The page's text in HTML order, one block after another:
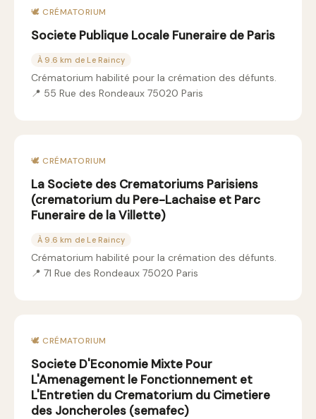
🕊️ CRÉMATORIUM
Societe Publique Locale Funeraire de Paris
À 9.6 km de Le Raincy
Crématorium habilité pour la crémation des défunts.
📍 55 Rue des Rondeaux 75020 Paris
🕊️ CRÉMATORIUM
La Societe des Crematoriums Parisiens
(crematorium du Pere-Lachaise et Parc
Funeraire de la Villette)
À 9.6 km de Le Raincy
Crématorium habilité pour la crémation des défunts.
📍 71 Rue des Rondeaux 75020 Paris
🕊️ CRÉMATORIUM
Societe D'Economie Mixte Pour
L'Amenagement le Fonctionnement et
L'Entretien du Crematorium du Cimetiere
des Joncheroles (semafec)